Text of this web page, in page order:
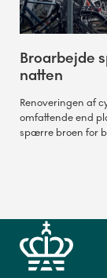
Broarbejde
natten
Renoveringen af
omfattende end
spærre broen for